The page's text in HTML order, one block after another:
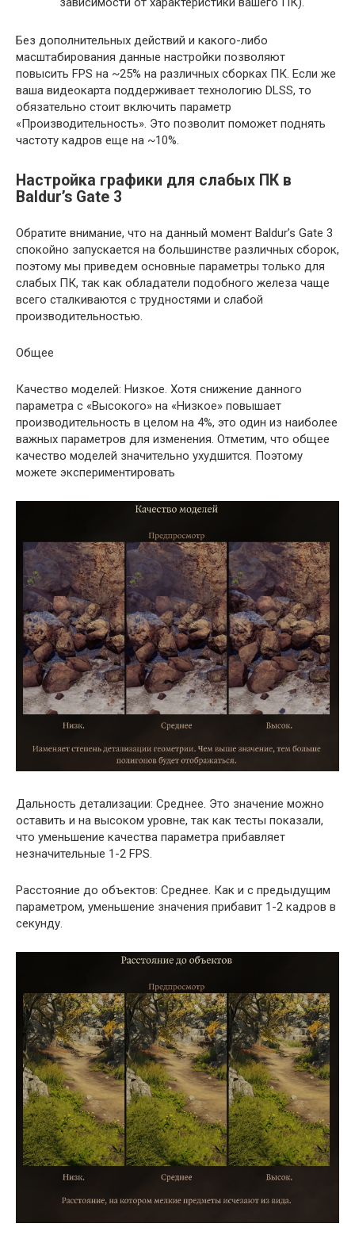
Без дополнительных действий и какого-либо
масштабирования данные настройки позволяют
повысить FPS на ~25% на различных сборках ПК. Если же
ваша видеокарта поддерживает технологию DLSS, то
обязательно стоит включить параметр
«Производительность». Это позволит поможет поднять
частоту кадров еще на ~10%.
Настройка графики для слабых ПК в
Baldur’s Gate 3
Обратите внимание, что на данный момент Baldur’s Gate 3
спокойно запускается на большинстве различных сборок,
поэтому мы приведем основные параметры только для
слабых ПК, так как обладатели подобного железа чаще
всего сталкиваются с трудностями и слабой
производительностью.
Общее
Качество моделей: Низкое. Хотя снижение данного
параметра с «Высокого» на «Низкое» повышает
производительность в целом на 4%, это один из наиболее
важных параметров для изменения. Отметим, что общее
качество моделей значительно ухудшится. Поэтому
можете экспериментировать
Дальность детализации: Среднее. Это значение можно
оставить и на высоком уровне, так как тесты показали,
что уменьшение качества параметра прибавляет
незначительные 1-2 FPS.
Расстояние до объектов: Среднее. Как и с предыдущим
параметром, уменьшение значения прибавит 1-2 кадров в
секунду.